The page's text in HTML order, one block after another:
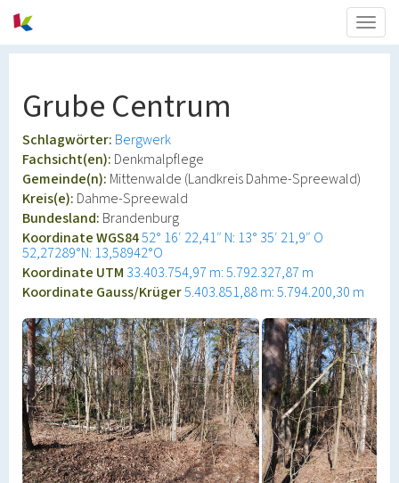
Grube Centrum
Schlagwörter: Bergwerk
Fachsicht(en): Denkmalpflege
Gemeinde(n): Mittenwalde (Landkreis Dahme-Spreewald)
Kreis(e): Dahme-Spreewald
Bundesland: Brandenburg
Koordinate WGS8452° 16′ 22,41″ N: 13° 35′ 21,9″ O
52,27289°N: 13,58942°O
Koordinate UTM 33.403.754,97 m: 5.792.327,87 m
Koordinate Gauss/Krüger5.403.851,88 m: 5.794.200,30 m